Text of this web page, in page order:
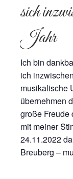
sich
Jahr
Ich bin
ich
musikalische
übernehmen
große Freude
mit meiner
24.11.2022
Breuberg –